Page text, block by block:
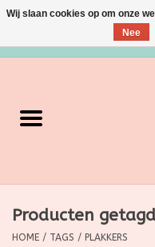
Verzorging
Grimeermateriaal
Producten
HOME / TAGS / PLAKKERS
Wij slaan cookies op om onze
Nee